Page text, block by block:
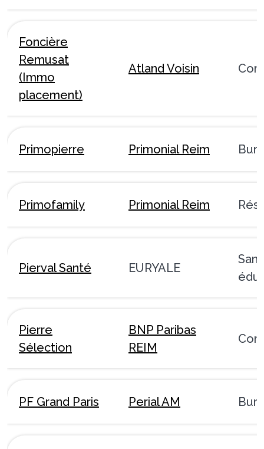
Foncière
Remusat
(Immo
placement)
Atland Voisin
Primopierre Primonial Reim
Primofamily Primonial Reim
Pierval Santé EURYALE
Pierre
Sélection
BNP Paribas
REIM
PF Grand Paris Perial AM